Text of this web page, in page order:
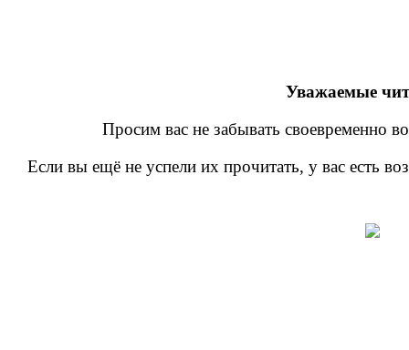
Уважаемые
Просим вас не забывать своевременно
Если вы ещё не успели их прочитать, у вас есть